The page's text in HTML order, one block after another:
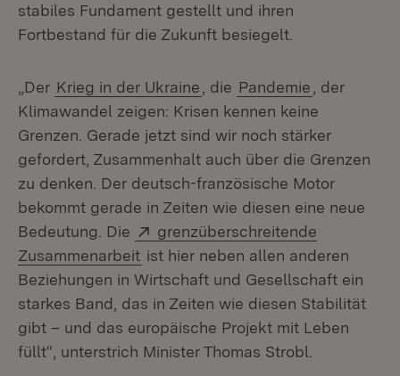
stabiles Fundament gestellt und ihren
Fortbestand für die Zukunft besiegelt.
„Der Krieg in der Ukraine , die Pandemie
, der
Klimawandel zeigen: Krisen kennen keine
Grenzen. Gerade jetzt sind wir noch stärker
gefordert, Zusammenhalt auch über die Grenzen
zu denken. Der deutsch-französische Motor
bekommt gerade in Zeiten wie diesen eine neue
Bedeutung. Die
Extern:
grenzüberschreitende
Zusammenarbeit (Öffnet in neuem Fenster)
ist hier neben allen anderen
Beziehungen in Wirtschaft und Gesellschaft ein
starkes Band, das in Zeiten wie diesen Stabilität
gibt – und das europäische Projekt mit Leben
füllt“, unterstrich Minister Thomas Strobl.